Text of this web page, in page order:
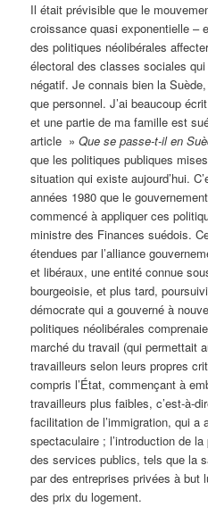
Il était prévisible que le
croissance quasi exponentielle –
des politiques néolibérales
électoral des classes sociales
négatif. Je connais bien la
que personnel. J’ai beaucoup
et une partie de ma famille est
article »Que se passe-t-il en
que les politiques publiques
situation qui existe aujourd’hui.
années 1980 que le
commencé à appliquer ces
ministre des Finances suédois.
étendues par l’alliance
et libéraux, une entité connue
bourgeoisie, et plus tard,
démocrate qui a gouverné à
politiques néolibérales
marché du travail (qui permettait
travailleurs selon leurs propres
compris l’État, commençant à
travailleurs plus faibles, c’est-à-
facilitation de l’immigration, qui a
spectaculaire ; l’introduction de
des services publics, tels que la
par des entreprises privées à but
des prix du logement.